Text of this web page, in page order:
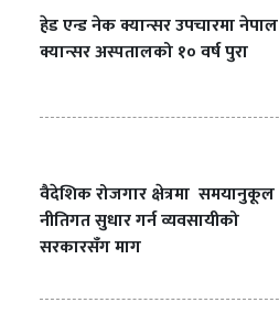
हेड एन्ड नेक क्यान्सर उपचारमा नेपाल
क्यान्सर अस्पतालको १० वर्ष पुरा
वैदेशिक रोजगार क्षेत्रमा समयानुकूल
नीतिगत सुधार गर्न व्यवसायीको
सरकारसँग माग